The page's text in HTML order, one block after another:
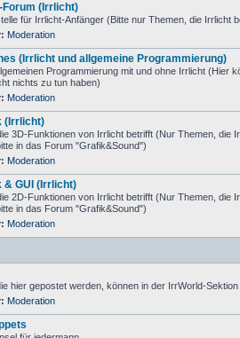
Forum (Irrlicht)
für Irrlicht-Anfänger (Bitte nur Themen, die Irrlicht
Moderation
(Irrlicht und allgemeine Programmierung)
Programmierung mit und ohne Irrlicht (Hier
nichts zu tun haben)
Moderation
(Irrlicht)
3D-Funktionen von Irrlicht betrifft (Nur Themen, die
in das Forum "Grafik&Sound")
Moderation
& GUI (Irrlicht)
2D-Funktionen von Irrlicht betrifft (Nur Themen, die
in das Forum "Grafik&Sound")
Moderation
hier gepostet werden, können in der IrrWorld-
Moderation